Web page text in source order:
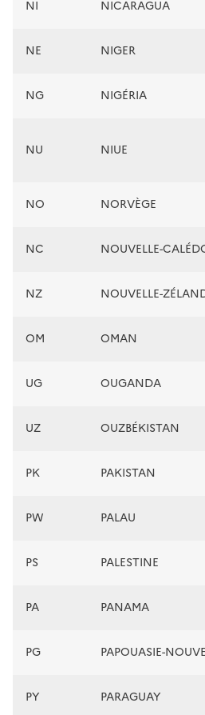
NI NICARAGUA
NE NIGER
NG NIGÉRIA
NU NIUE
NO NORVÈGE
NC NOUVELLE-
NZ NOUVELLE-
OM OMAN
UG OUGANDA
UZ OUZBÉKISTAN
PK PAKISTAN
PW PALAU
PS PALESTINE
PA PANAMA
PG PAPOUASIE-
PY PARAGUAY